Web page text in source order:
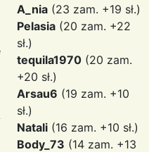
A_nia (23 zam. +19 sł.)
Pelasia (20 zam. +22
sł.)
tequila1970 (20 zam.
+20 sł.)
Arsau6 (19 zam. +10
sł.)
Natali (16 zam. +10 sł.)
Body_73 (14 zam. +13